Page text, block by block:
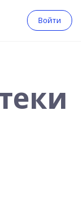
Войти